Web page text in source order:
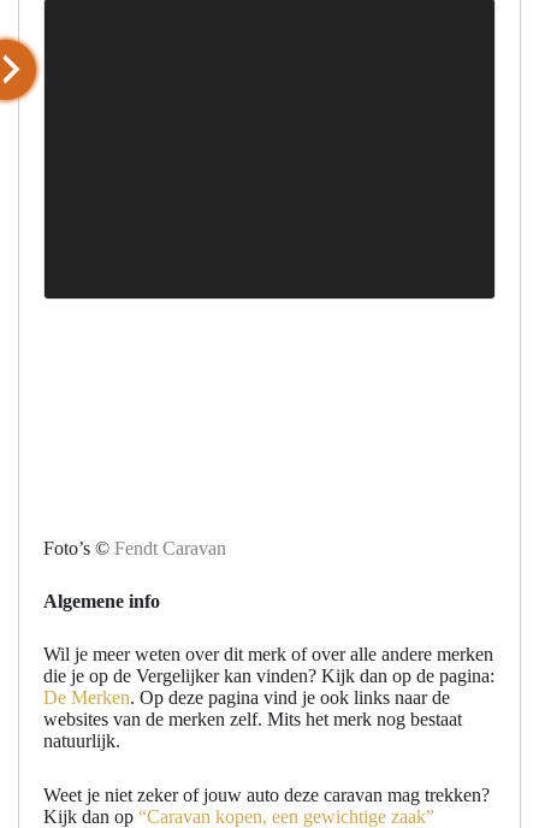
Foto’s © Fendt Caravan
Algemene info
Wil je meer weten over dit merk of over alle andere merken
die je op de Vergelijker kan vinden? Kijk dan op de pagina:
De Merken. Op deze pagina vind je ook links naar de
websites van de merken zelf. Mits het merk nog bestaat
natuurlijk.
Weet je niet zeker of jouw auto deze caravan mag trekken?
Kijk dan op “Caravan kopen, een gewichtige zaak”